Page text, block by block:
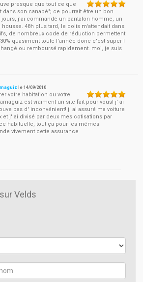
presque que tout ce que
son canapé"; ce pourrait être un bon
jours, j'ai commandé un pantalon homme, un
48h plus tard, le colis m'attendait dans
de nombreux code de réduction permettent
quasiment toute l'année donc c'est super !
ou remboursé rapidement. moi, je suis
le14/09/2010
votre habitation ou votre
est vraiment un site fait pour vous! j' ai
pas d' inconvénient! j' ai assuré ma voiture
et j' ai divisé par deux mes cotisations par
habituelle, tout ça pour les mêmes
vivement cette assurance
Velds